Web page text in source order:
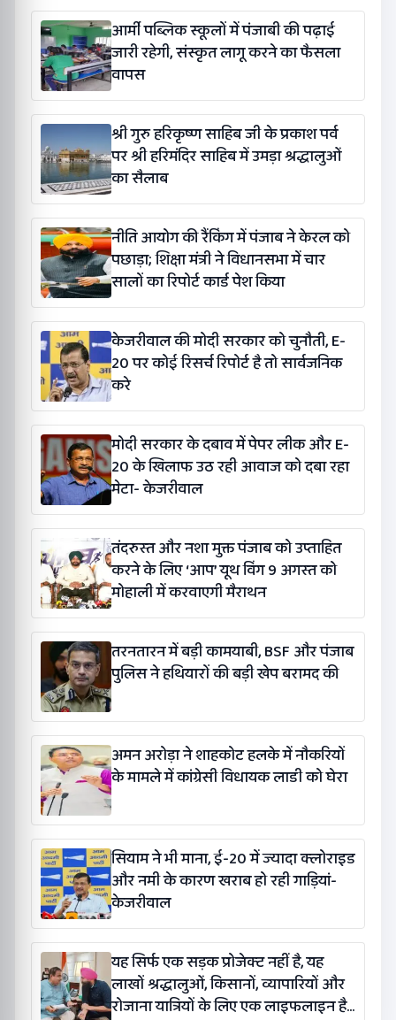
आर्मी पब्लिक स्कूलों में पंजाबी की पढ़ाई
जारी रहेगी, संस्कृत लागू करने का फैसला
वापस
श्री गुरु हरिकृष्ण साहिब जी के प्रकाश पर्व
पर श्री हरिमंदिर साहिब में उमड़ा श्रद्धालुओं
का सैलाब
नीति आयोग की रैंकिंग में पंजाब ने केरल को
पछाड़ा; शिक्षा मंत्री ने विधानसभा में चार
सालों का रिपोर्ट कार्ड पेश किया
केजरीवाल की मोदी सरकार को चुनौती, E-
20 पर कोई रिसर्च रिपोर्ट है तो सार्वजनिक
करे
मोदी सरकार के दबाव में पेपर लीक और E-
20 के खिलाफ उठ रही आवाज को दबा रहा
मेटा- केजरीवाल
तंदरुस्त और नशा मुक्त पंजाब को उप्ताहित
करने के लिए ‘आप’ यूथ विंग 9 अगस्त को
मोहाली में करवाएगी मैराथन
तरनतारन में बड़ी कामयाबी, BSF और पंजाब
पुलिस ने हथियारों की बड़ी खेप बरामद की
अमन अरोड़ा ने शाहकोट हलके में नौकरियों
के मामले में कांग्रेसी विधायक लाडी को घेरा
सियाम ने भी माना, ई-20 में ज्यादा क्लोराइड
और नमी के कारण खराब हो रही गाड़ियां-
केजरीवाल
यह सिर्फ एक सड़क प्रोजेक्ट नहीं है, यह
लाखों श्रद्धालुओं, किसानों, व्यापारियों और
रोजाना यात्रियों के लिए एक लाइफलाइन है: